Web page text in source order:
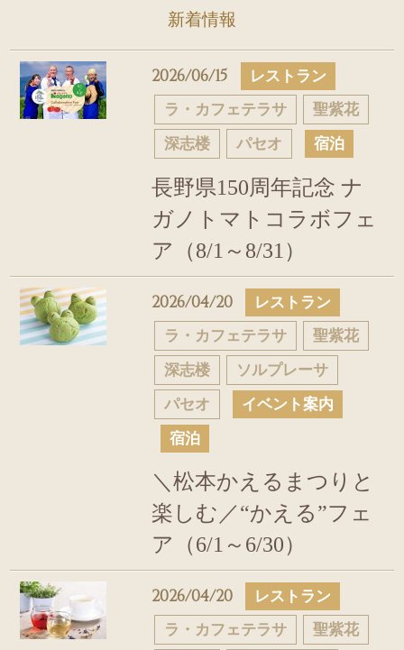
新着情報
2026/06/15
レストラン
ラ・カフェテラサ
聖紫花
深志楼
パセオ 宿泊
長野県150周年記念 ナ
ガノトマトコラボフェ
ア（8/1～8/31）
2026/04/20
レストラン
ラ・カフェテラサ
聖紫花
深志楼
ソルプレーサ
パセオ
イベント案内
宿泊
＼松本かえるまつりと
楽しむ／“かえる”フェ
ア（6/1～6/30）
2026/04/20
レストラン
ラ・カフェテラサ
聖紫花